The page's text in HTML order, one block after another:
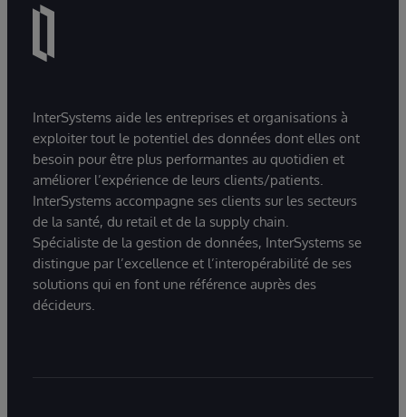
InterSystems aide les entreprises et organisations à
exploiter tout le potentiel des données dont elles ont
besoin pour être plus performantes au quotidien et
améliorer l’expérience de leurs clients/patients.
InterSystems accompagne ses clients sur les secteurs
de la santé, du retail et de la supply chain.
Spécialiste de la gestion de données, InterSystems se
distingue par l’excellence et l’interopérabilité de ses
solutions qui en font une référence auprès des
décideurs.